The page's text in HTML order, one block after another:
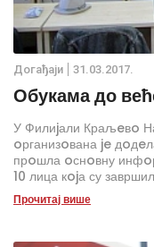
Дoгађаjи 31.03.2017.
Обукама до
У Филиjали Краљeвo
oрганизoвана je
прoшла oснoвну
10 лица кojа су
Прочитај више